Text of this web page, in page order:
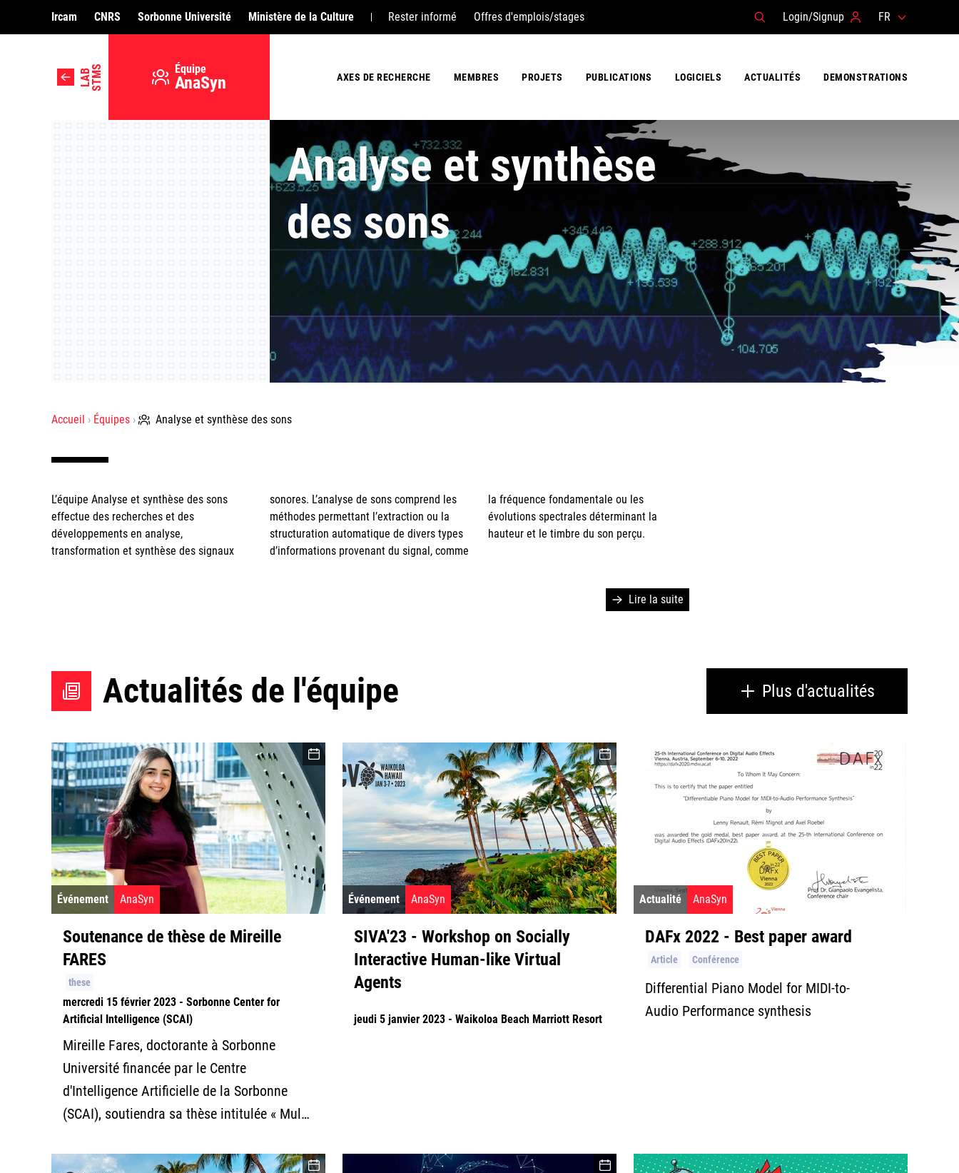
LABSTMS Équipe
AnaSyn
Ircam CNRS Sorbonne Université Ministère de la Culture Rester informé Offres d'emplois/stages Login/Signup FR
AXES DE RECHERCHE MEMBRES PROJETS PUBLICATIONS LOGICIELS ACTUALITÉS DEMONSTRATIONS
Analyse et synthèse
des sons
Accueil Équipes Analyse et synthèse des sons
L’équipe Analyse et synthèse des sons
effectue des recherches et des
développements en analyse,
transformation et synthèse des signaux
sonores. L’analyse de sons comprend les
méthodes permettant l’extraction ou la
structuration automatique de divers types
d’informations provenant du signal, comme
la fréquence fondamentale ou les
évolutions spectrales déterminant la
hauteur et le timbre du son perçu.
Lire la suite
Actualités de l'équipe Plus d'actualités
Événement AnaSyn
Soutenance de thèse de Mireille
FARES
these
mercredi 15 février 2023 - Sorbonne Center for
Artificial Intelligence (SCAI)
Mireille Fares, doctorante à Sorbonne
Université financée par le Centre
d'Intelligence Artificielle de la Sorbonne
(SCAI), soutiendra sa thèse intitulée « Mul…
Événement AnaSyn
SIVA'23 - Workshop on Socially
Interactive Human-like Virtual
Agents
jeudi 5 janvier 2023 - Waikoloa Beach Marriott Resort
Actualité AnaSyn
DAFx 2022 - Best paper award
Article Conférence
Differential Piano Model for MIDI-to-
Audio Performance synthesis